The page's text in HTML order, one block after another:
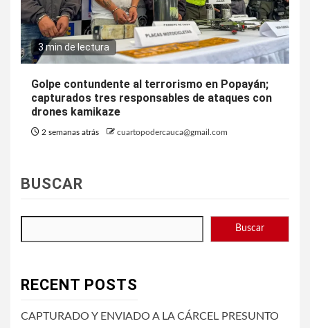
3 min de lectura
Golpe contundente al terrorismo en Popayán;
capturados tres responsables de ataques con
drones kamikaze
2 semanas atrás cuartopodercauca@gmail.com
BUSCAR
Buscar
RECENT POSTS
CAPTURADO Y ENVIADO A LA CÁRCEL PRESUNTO